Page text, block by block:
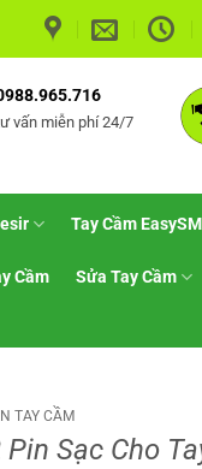
vấn miễn phí 24/7
Tay Cầm
Cầm Sửa Tay Cầm
TAY CẦM
Sạc Cho